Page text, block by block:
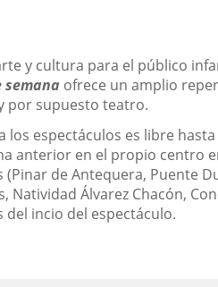
y cultura para el público
semana ofrece un amplio
por supuesto teatro.
los espectáculos es libre
anterior en el propio centro
de Antequera, Puente
Natividad Álvarez Chacón,
incio del espectáculo.